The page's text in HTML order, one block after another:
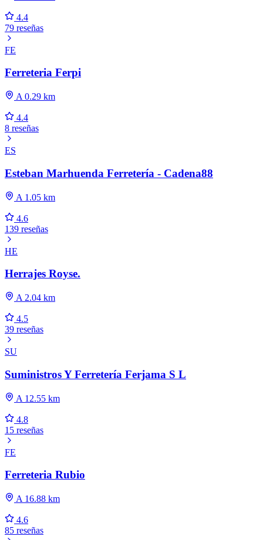
4.4
79 reseñas
FE
Ferreteria Ferpi
A 0.29 km
4.4
8 reseñas
ES
Esteban Marhuenda Ferretería - Cadena88
A 1.05 km
4.6
139 reseñas
HE
Herrajes Royse.
A 2.04 km
4.5
39 reseñas
SU
Suministros Y Ferretería Ferjama S L
A 12.55 km
4.8
15 reseñas
FE
Ferreteria Rubio
A 16.88 km
4.6
85 reseñas